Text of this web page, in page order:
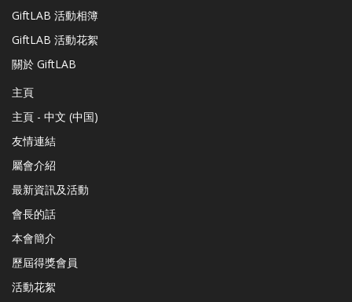
GiftLAB 活動相簿
GiftLAB 活動花絮
關於 GiftLAB
主頁
主頁 - 中文 (中国)
友情連結
屬會介紹
最新資訊及活動
會長的話
本會簡介
歷屆得獎會員
活動花絮